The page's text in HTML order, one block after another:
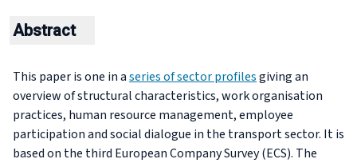
Abstract
This paper is one in aseries of sector profilesgiving an
overview of structural characteristics, work organisation
practices, human resource management, employee
participation and social dialogue in the transport sector. It is
based on the third European Company Survey (ECS). The